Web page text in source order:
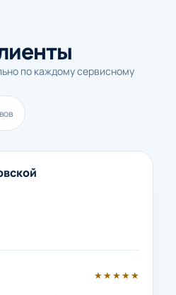
по каждому сервисному
★★★★★